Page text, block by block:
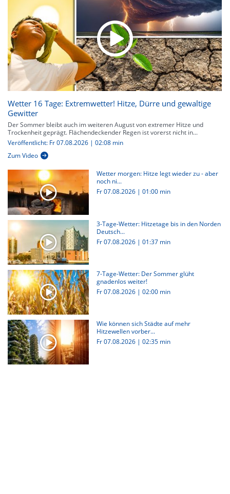
Wetter 16 Tage: Extremwetter! Hitze, Dürre und gewaltige
Gewitter
Der Sommer bleibt auch im weiteren August von extremer Hitze und
Trockenheit geprägt. Flächendeckender Regen ist vorerst nicht in...
Veröffentlicht: Fr 07.08.2026 | 02:08 min
Zum Video
Wetter morgen: Hitze legt wieder zu - aber
noch ni...
Fr 07.08.2026 | 01:00 min
3-Tage-Wetter: Hitzetage bis in den Norden
Deutsch...
Fr 07.08.2026 | 01:37 min
7-Tage-Wetter: Der Sommer glüht
gnadenlos weiter!
Fr 07.08.2026 | 02:00 min
Wie können sich Städte auf mehr
Hitzewellen vorber...
Fr 07.08.2026 | 02:35 min